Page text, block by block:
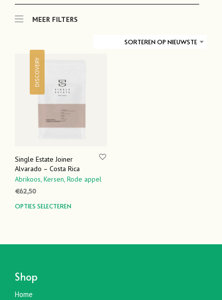
MEER FILTERS
SORTEREN OP NIEUWSTE
Single Estate Joiner
Alvarado – Costa Rica
Abrikoos, Kersen, Rode appel
€62,50
OPTIES SELECTEREN
variaties.
DISCOVERY
Shop
Home